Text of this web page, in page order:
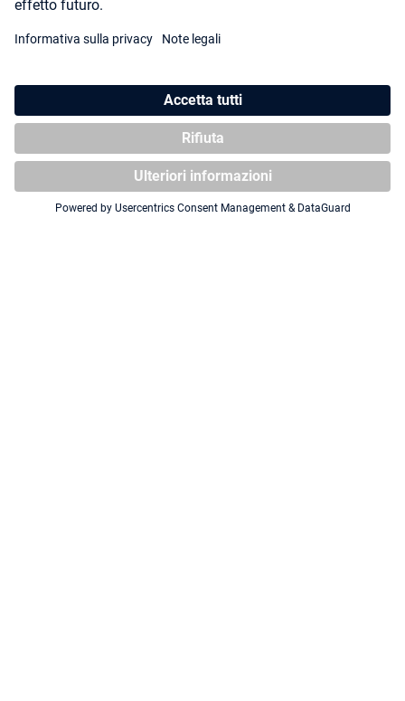
Selezionando continua confermi di aver letto la nostra
termini e condizioni generali. *
I campi contrassegnati con un asterisco (*) sono campi obbligatori.
Questo sito è protetto da reCAPTCHA e si applicano le Norme sulla
Termini di servizio.
INVIA